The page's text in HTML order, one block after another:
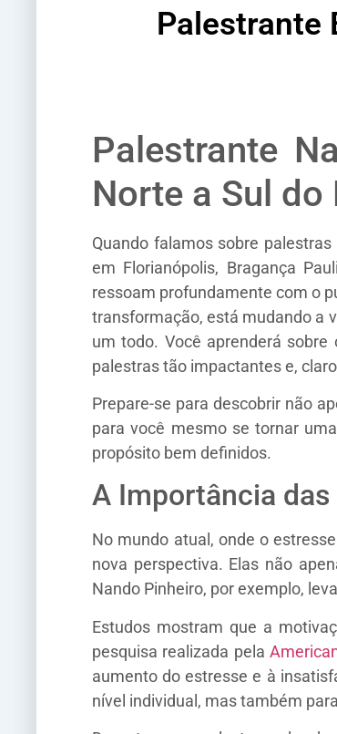
Palestrante
Palestrante
Norte a Sul do
Quando falamos sobre
em Florianópolis, Bragança
ressoam profundamente com o
transformação, está mudando a
um todo. Você aprenderá
palestras tão impactantes e,
Prepare-se para descobrir não
para você mesmo se tornar
propósito bem definidos.
A Importância
No mundo atual, onde o
nova perspectiva. Elas não
Nando Pinheiro, por exemplo,
Estudos mostram que a
pesquisa realizada pela
aumento do estresse e à
nível individual, mas também